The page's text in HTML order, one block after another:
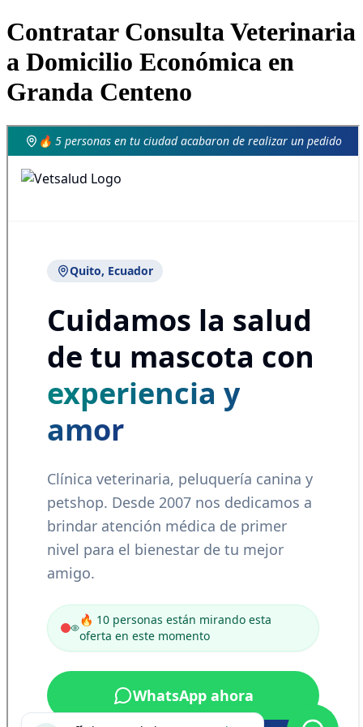
Contratar Consulta Veterinaria
a Domicilio Económica en
Granda Centeno